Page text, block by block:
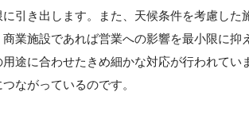
引き出します。また、天候条件を考慮した
業施設であれば営業への影響を最小限に抑え
途に合わせたきめ細かな対応が行われてい
ながっているのです。